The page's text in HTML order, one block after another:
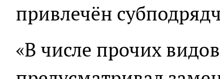
привлечён
«В числе прочих